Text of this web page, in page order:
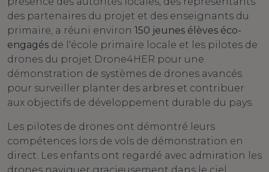
des partenaires du projet et des enseignants du
primaire, a réuni environ 150 jeunes élèves éco-
engagés de l'école primaire locale et les pilotes de
drones du projet Drone4HER pour une
démonstration de systèmes de drones avancés
pour surveiller planter des arbres et contribuer
aux objectifs de développement durable du pays.
Les pilotes de drones ont démontré leurs
compétences lors de vols de démonstration en
direct. Les enfants ont regardé avec admiration les